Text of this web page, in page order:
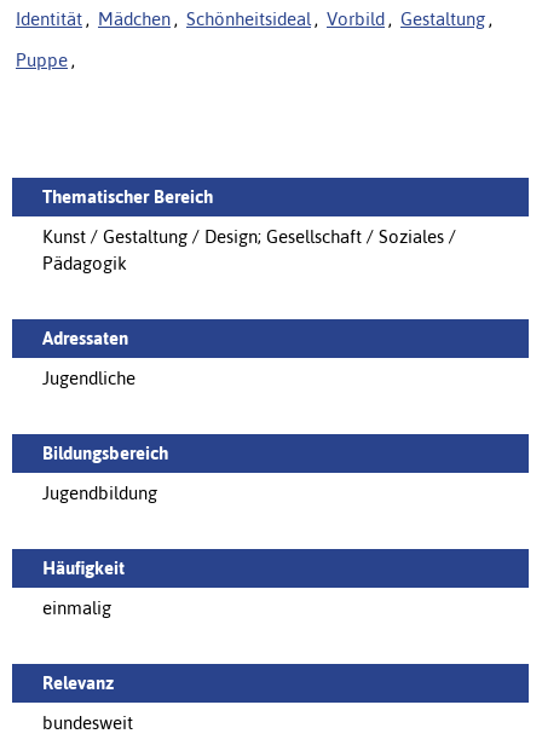
Identität , Mädchen , Schönheitsideal , Vorbild , Gestaltung ,
Puppe ,
Thematischer Bereich
Kunst / Gestaltung / Design; Gesellschaft / Soziales /
Pädagogik
Adressaten
Jugendliche
Bildungsbereich
Jugendbildung
Häufigkeit
einmalig
Relevanz
bundesweit